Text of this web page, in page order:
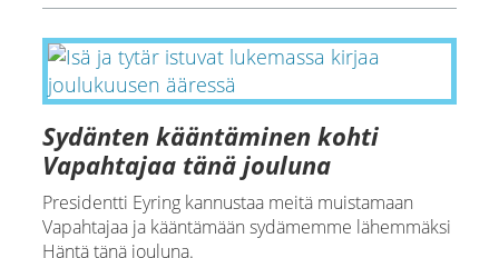
Sydänten kääntäminen kohti
Vapahtajaa tänä jouluna
Presidentti Eyring kannustaa meitä muistamaan
Vapahtajaa ja kääntämään sydämemme lähemmäksi
Häntä tänä jouluna.